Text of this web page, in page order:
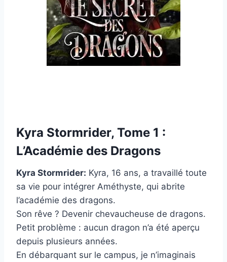
Kyra Stormrider, Tome 1 :
L’Académie des Dragons
Kyra Stormrider: Kyra, 16 ans, a travaillé toute
sa vie pour intégrer Améthyste, qui abrite
l’académie des dragons.
Son rêve ? Devenir chevaucheuse de dragons.
Petit problème : aucun dragon n’a été aperçu
depuis plusieurs années.
En débarquant sur le campus, je n’imaginais